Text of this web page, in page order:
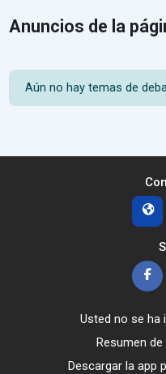
Anuncios de la
Aún no hay temas de
Usted no se ha
Resumen
Descargar la app